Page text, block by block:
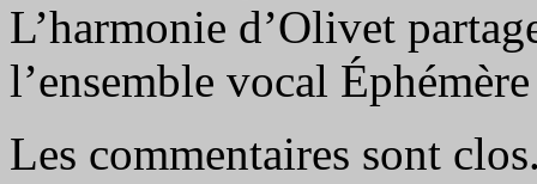
L’harmonie d’Olivet
l’ensemble vocal
Les commentaires sont